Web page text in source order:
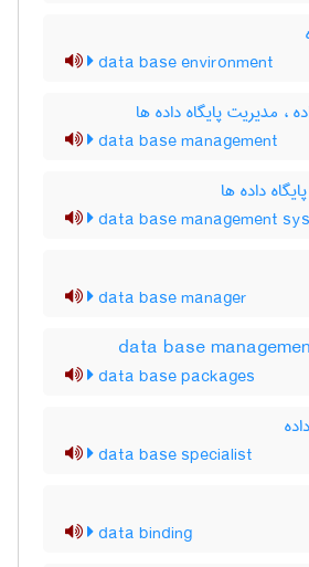
data base environment
، مدیریت پایگاه داده ها
data base management
داده ها
data base management
data base manager
data base packages
data base specialist
data binding